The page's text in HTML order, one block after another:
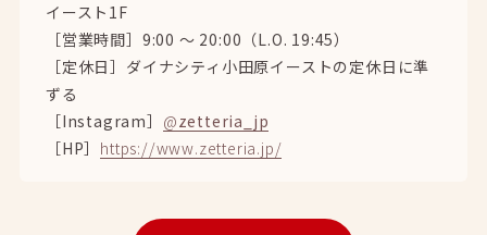
イースト1F
［営業時間］9:00 ～ 20:00（L.O. 19:45）
［定休日］ダイナシティ小田原イーストの定休日に準
ずる
［Instagram］ @zetteria_jp
［HP］ https://www.zetteria.jp/